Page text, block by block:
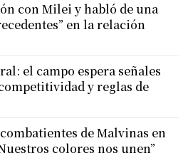
con Milei y habló de una
en la relación
el campo espera señales
y reglas de
de Malvinas en
colores nos unen”